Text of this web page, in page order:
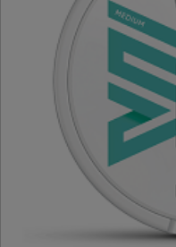
risque
nicotine,
crée une